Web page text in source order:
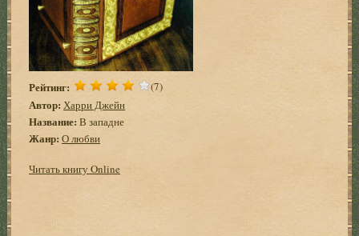
Рейтинг: (7)
Автор: Харри Джейн
Название: В западне
Жанр: О любви
Читать книгу Online